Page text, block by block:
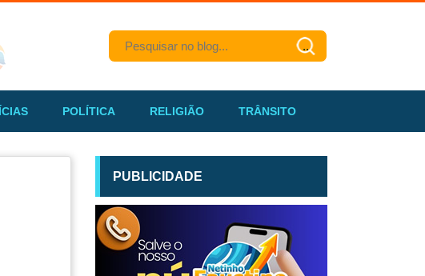
POLÍTICA RELIGIÃO TRÂNSITO
PUBLICIDADE